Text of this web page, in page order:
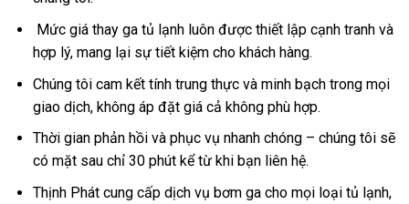
Mức giá thay ga tủ lạnh luôn được thiết lập cạnh tranh và
hợp lý, mang lại sự tiết kiệm cho khách hàng.
Chúng tôi cam kết tính trung thực và minh bạch trong mọi
giao dịch, không áp đặt giá cả không phù hợp.
Thời gian phản hồi và phục vụ nhanh chóng – chúng tôi sẽ
có mặt sau chỉ 30 phút kể từ khi bạn liên hệ.
Thịnh Phát cung cấp dịch vụ bơm ga cho mọi loại tủ lạnh,